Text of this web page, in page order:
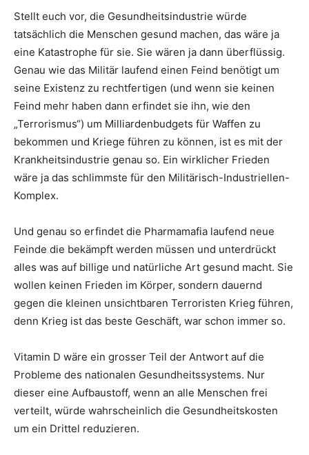
Stellt euch vor, die Gesundheitsindustrie würde
tatsächlich die Menschen gesund machen, das wäre ja
eine Katastrophe für sie. Sie wären ja dann überflüssig.
Genau wie das Militär laufend einen Feind benötigt um
seine Existenz zu rechtfertigen (und wenn sie keinen
Feind mehr haben dann erfindet sie ihn, wie den
„Terrorismus“) um Milliardenbudgets für Waffen zu
bekommen und Kriege führen zu können, ist es mit der
Krankheitsindustrie genau so. Ein wirklicher Frieden
wäre ja das schlimmste für den Militärisch-Industriellen-
Komplex.
Und genau so erfindet die Pharmamafia laufend neue
Feinde die bekämpft werden müssen und unterdrückt
alles was auf billige und natürliche Art gesund macht. Sie
wollen keinen Frieden im Körper, sondern dauernd
gegen die kleinen unsichtbaren Terroristen Krieg führen,
denn Krieg ist das beste Geschäft, war schon immer so.
Vitamin D wäre ein grosser Teil der Antwort auf die
Probleme des nationalen Gesundheitssystems. Nur
dieser eine Aufbaustoff, wenn an alle Menschen frei
verteilt, würde wahrscheinlich die Gesundheitskosten
um ein Drittel reduzieren.